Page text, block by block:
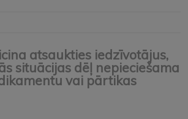
atsaukties iedzīvotājus,
situācijas dēļ nepieciešama
vai pārtikas